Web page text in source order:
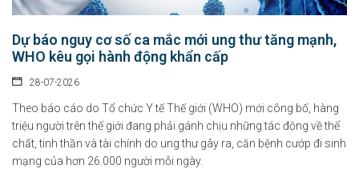
Dự báo nguy cơ số ca mắc mới ung thư tăng mạnh,
WHO kêu gọi hành động khẩn cấp
28-07-2026
Theo báo cáo do Tổ chức Y tế Thế giới (WHO) mới công bố, hàng
triệu người trên thế giới đang phải gánh chịu những tác động về thể
chất, tinh thần và tài chính do ung thư gây ra, căn bệnh cướp đi sinh
mạng của hơn 26.000 người mỗi ngày.